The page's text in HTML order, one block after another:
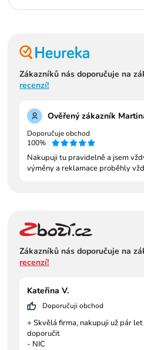
Zákazníků nás doporučuje na
recenzí!
Ověřený zákazník
Doporučuje obchod
100%
Nakupuji tu pravidelně a jsem
výměny a reklamace proběhly
Zákazníků nás doporučuje na
recenzí!
Kateřina V.
Doporučuji obchod
+ Skvělá firma, nakupuji už pár
doporučit
- NIC